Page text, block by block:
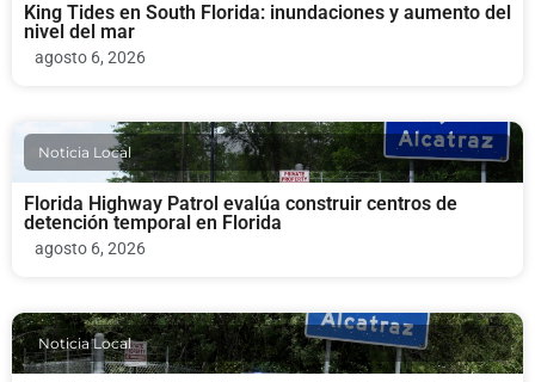
King Tides en South Florida: inundaciones y aumento del
nivel del mar
agosto 6, 2026
Noticia Local
Florida Highway Patrol evalúa construir centros de
detención temporal en Florida
agosto 6, 2026
Noticia Local